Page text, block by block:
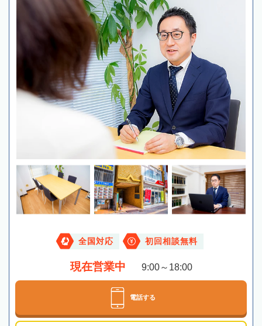
全国対応 初回相談無料
現在営業中 9:00～18:00
電話する